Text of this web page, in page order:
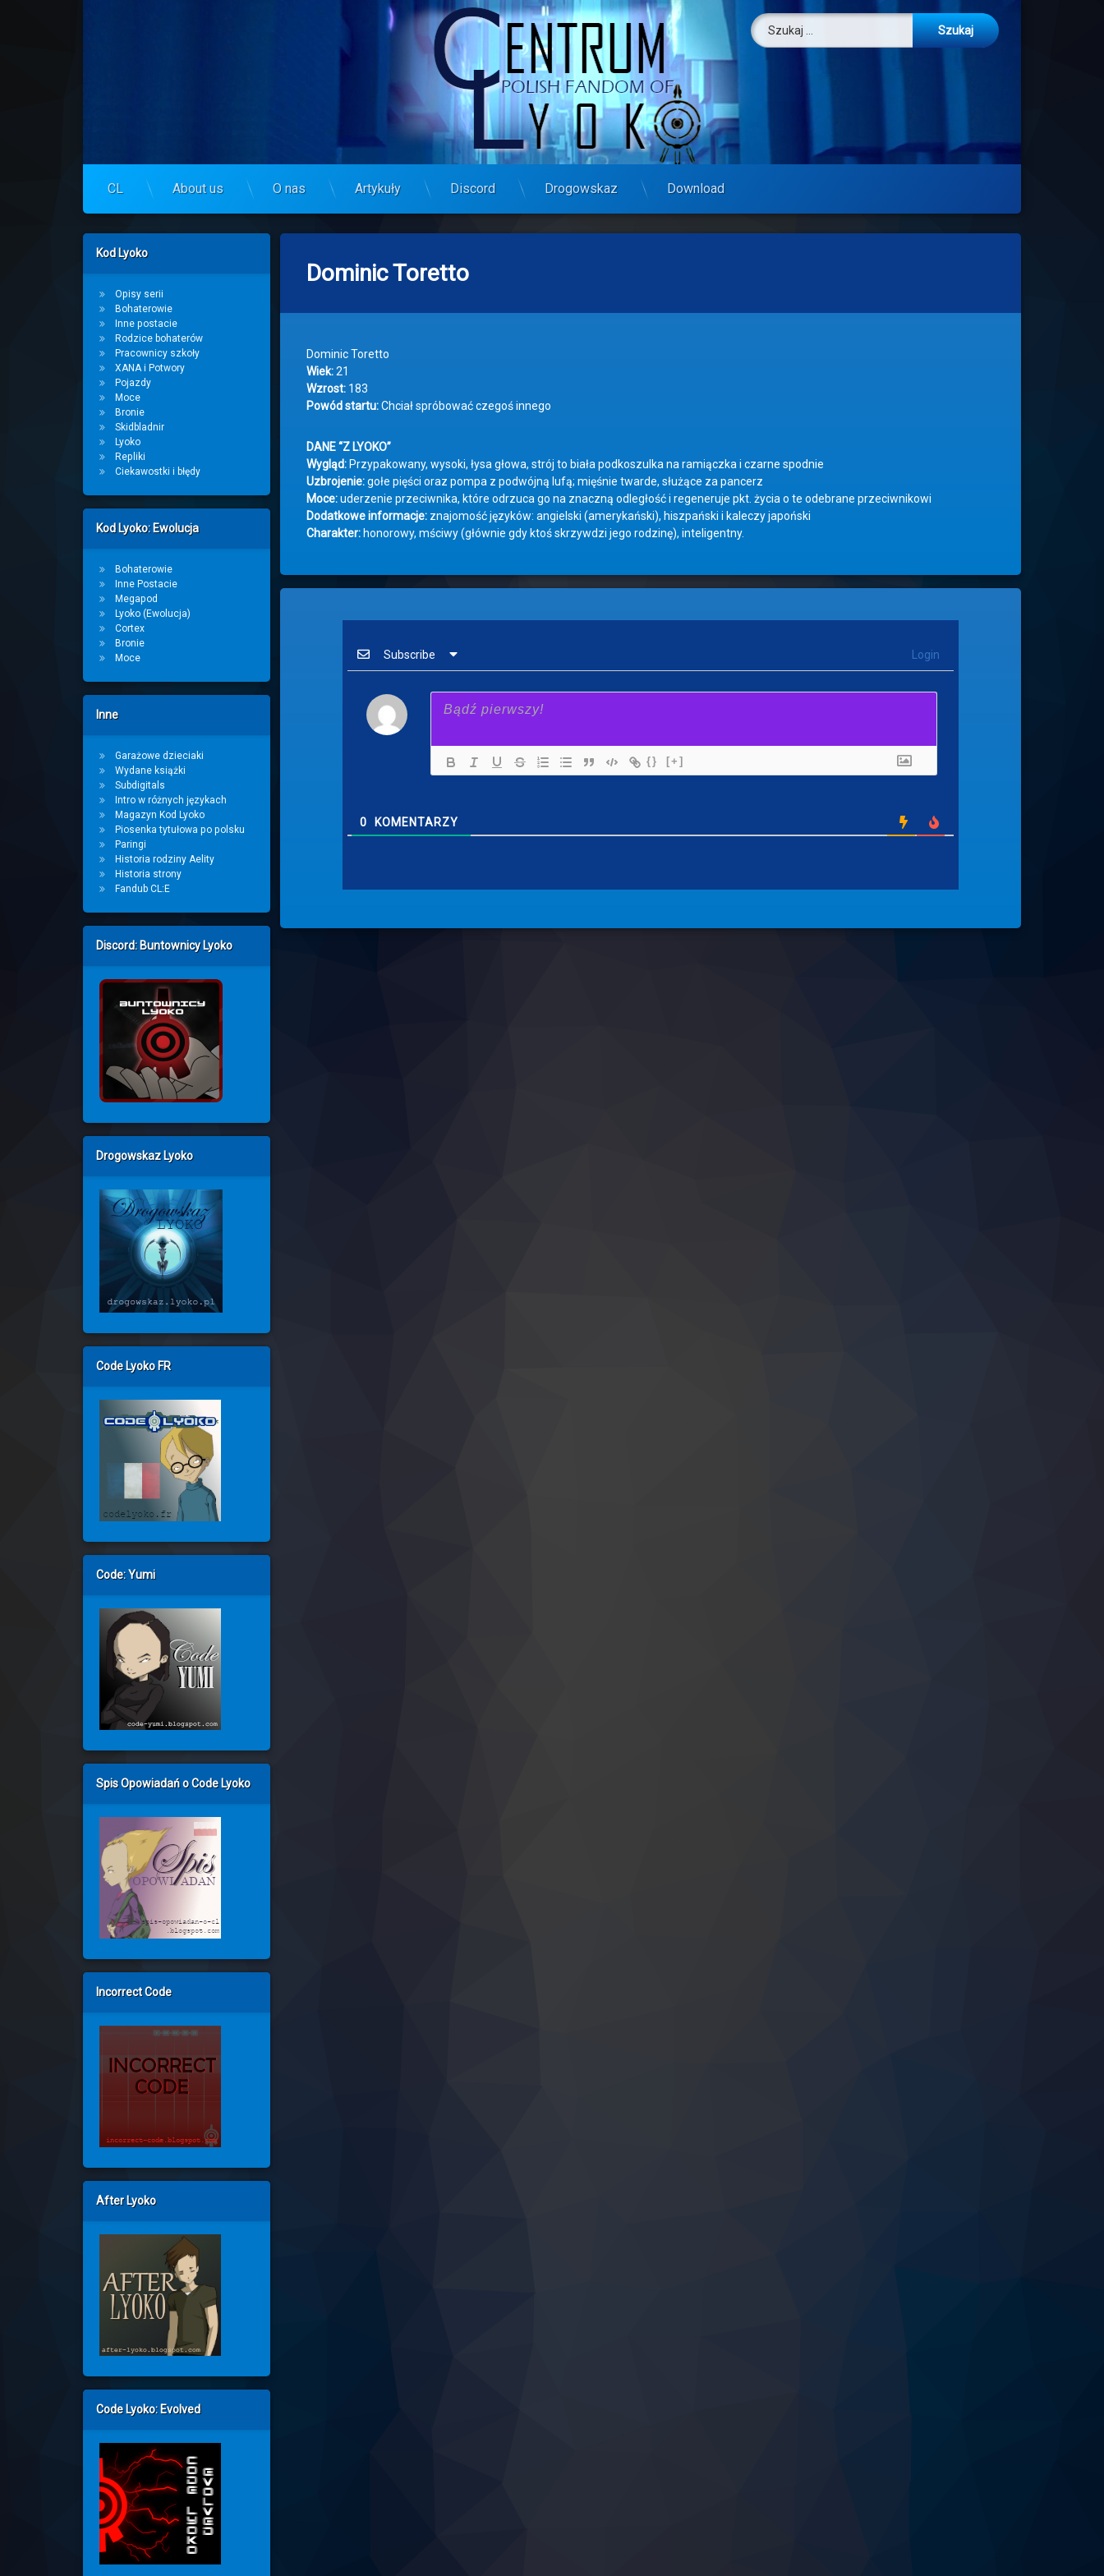
Szukaj:
CL About us O nas Artykuły Discord Drogowskaz Download
Dominic Toretto
Dominic Toretto
Wiek:21
Wzrost:183
Powód startu:Chciał spróbować czegoś innego
DANE “Z LYOKO”
Wygląd:Przypakowany, wysoki, łysa głowa, strój to biała podkoszulka na ramiączka i czarne spodnie
Uzbrojenie:gołe pięści oraz pompa z podwójną lufą; mięśnie twarde, służące za pancerz
Moce:uderzenie przeciwnika, które odrzuca go na znaczną odległość i regeneruje pkt. życia o te odebrane przeciwnikowi
Dodatkowe informacje:znajomość języków: angielski (amerykański), hiszpański i kaleczy japoński
Charakter:honorowy, mściwy (głównie gdy ktoś skrzywdzi jego rodzinę), inteligentny.
Subscribe Login
{} [+]
0 KOMENTARZY
Left Sidebar
Kod Lyoko
Opisy serii
Bohaterowie
Inne postacie
Rodzice bohaterów
Pracownicy szkoły
XANA i Potwory
Pojazdy
Moce
Bronie
Skidbladnir
Lyoko
Repliki
Ciekawostki i błędy
Kod Lyoko: Ewolucja
Bohaterowie
Inne Postacie
Megapod
Lyoko (Ewolucja)
Cortex
Bronie
Moce
Inne
Garażowe dzieciaki
Wydane książki
Subdigitals
Intro w różnych językach
Magazyn Kod Lyoko
Piosenka tytułowa po polsku
Paringi
Historia rodziny Aelity
Historia strony
Fandub CL:E
Discord: Buntownicy Lyoko
Drogowskaz Lyoko
Code Lyoko FR
Code: Yumi
Spis Opowiadań o Code Lyoko
Incorrect Code
After Lyoko
Code Lyoko: Evolved